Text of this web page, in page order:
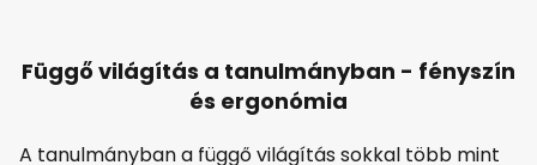
Függő világítás a tanulmányban - fényszín
és ergonómia
A tanulmányban a függő világítás sokkal több mint